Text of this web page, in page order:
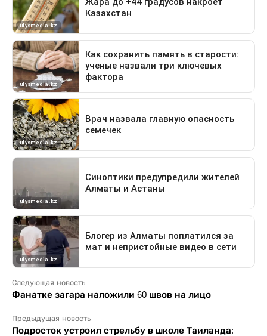
Следующая новость
Фанатке загара наложили 60 швов на лицо
Предыдущая новость
Подросток устроил стрельбу в школе Таиланда: